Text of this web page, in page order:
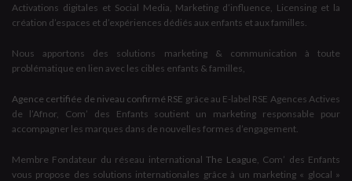
Activations digitales et Social Media, Marketing d’influence, Licensing et la
création d’espaces et d’expériences dédiés aux enfants et aux familles.
Nous apportons des solutions marketing & communication à toute
problématique en lien avec les cibles enfants & familles,
Agence certifiée de niveau confirmé RSE grâce au E-label RSE Agences Actives
de l’Afnor, Com’ des Enfants soutient un marketing responsable pour
accompagner les marques dans de nouvelles formes d’engagement.
Membre Fondateur du réseau internationalThe League , Com’ des Enfants
vous propose des solutions internationales grâce à un marketing « glocal »